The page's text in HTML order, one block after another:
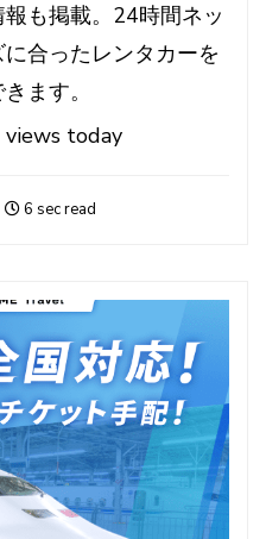
も掲載。24時間ネッ
合ったレンタカーを
ます。
today
6 sec read